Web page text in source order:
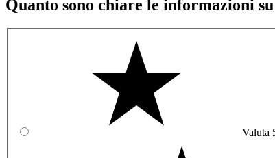
Quanto sono chiare le informazioni
Valuta